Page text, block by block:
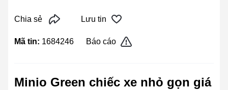
Chia sẻ Lưu tin
Mã tin: 1684246 Báo cáo
Minio Green chiếc xe nhỏ gọn giá